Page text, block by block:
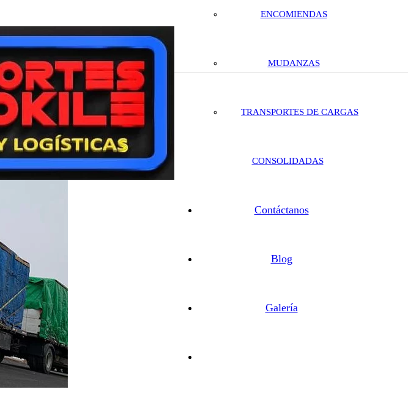
ENCOMIENDAS
MUDANZAS
TRANSPORTES DE CARGAS
CONSOLIDADAS
Contáctanos
Blog
Galería